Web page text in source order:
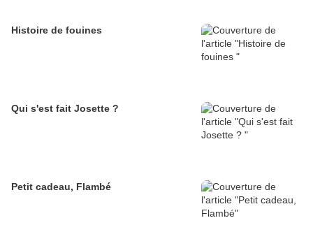
Histoire de fouines
Qui s'est fait Josette ?
Petit cadeau, Flambé